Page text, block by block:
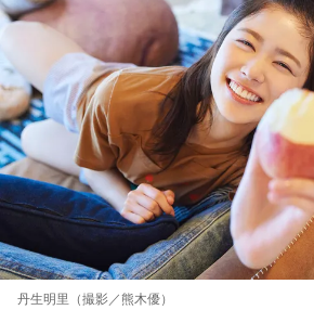
丹生明里（撮影／熊木優）